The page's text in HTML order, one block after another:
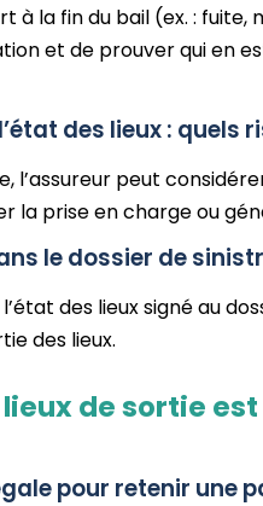
à la fin du bail (ex. :
et de prouver qui en
des lieux : quels
l’assureur peut
prise en charge ou
le dossier de
des lieux signé au
des lieux.
lieux de sortie
pour retenir une